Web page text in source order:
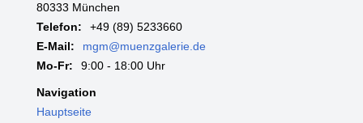
80333 München
Telefon:
+49 (89) 5233660
E-Mail:
mgm@muenzgalerie.de
Mo-Fr:
9:00 - 18:00 Uhr
Navigation
Hauptseite